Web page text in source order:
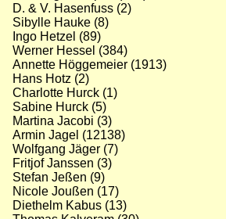
D. & V. Hasenfuss (2)
Sibylle Hauke (8)
Ingo Hetzel (89)
Werner Hessel (384)
Annette Höggemeier (1913)
Hans Hotz (2)
Charlotte Hurck (1)
Sabine Hurck (5)
Martina Jacobi (3)
Armin Jagel (12138)
Wolfgang Jäger (7)
Fritjof Janssen (3)
Stefan Jeßen (9)
Nicole Joußen (17)
Diethelm Kabus (13)